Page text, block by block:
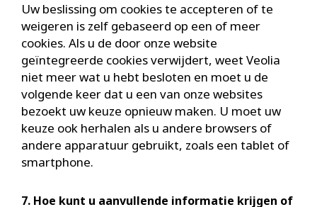
Uw beslissing om cookies te accepteren of te
weigeren is zelf gebaseerd op een of meer
cookies. Als u de door onze website
geïntegreerde cookies verwijdert, weet Veolia
niet meer wat u hebt besloten en moet u de
volgende keer dat u een van onze websites
bezoekt uw keuze opnieuw maken. U moet uw
keuze ook herhalen als u andere browsers of
andere apparatuur gebruikt, zoals een tablet of
smartphone.
7. Hoe kunt u aanvullende informatie krijgen of